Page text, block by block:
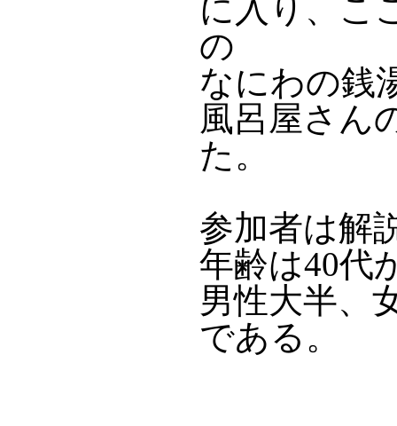
に入り、こ
の
なにわの銭
風呂屋さん
た。
参加者は解
年齢は40代
男性大半、
である。